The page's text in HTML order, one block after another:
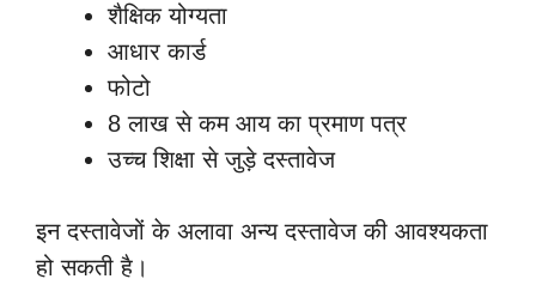
शैक्षिक योग्यता
आधार कार्ड
फोटो
8 लाख से कम आय का प्रमाण पत्र
उच्च शिक्षा से जुड़े दस्तावेज
इन दस्तावेजों के अलावा अन्य दस्तावेज की आवश्यकता
हो सकती है।